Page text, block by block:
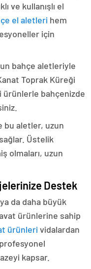
ve kullanışlı el
el aletleri hem
için
bahçe aletleriyle
Toprak Küreği
ürünlerle bahçenizde
bu aletler, uzun
Üstelik
olmaları, uzun
Destek
da daha büyük
ürünlerine sahip
ürünleri vidalardan
kapsar.